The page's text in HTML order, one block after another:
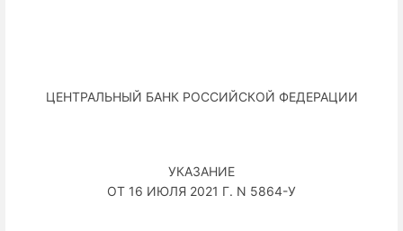
ЦЕНТРАЛЬНЫЙ БАНК РОССИЙСКОЙ ФЕДЕРАЦИИ
УКАЗАНИЕ
ОТ 16 ИЮЛЯ 2021 Г. N 5864-У